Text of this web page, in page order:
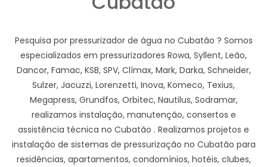
Pesquisa por pressurizador de água no Cubatão ? Somos
especializados em pressurizadores Rowa, Syllent, Leão,
Dancor, Famac, KSB, SPV, Clímax, Mark, Darka, Schneider,
Sulzer, Jacuzzi, Lorenzetti, Inova, Komeco, Texius,
Megapress, Grundfos, Orbitec, Nautilus, Sodramar,
realizamos instalação, manutenção, consertos e
assistência técnica no Cubatão . Realizamos projetos e
instalação de sistemas de pressurização no Cubatão para
residências, apartamentos, condomínios, hotéis, clubes,